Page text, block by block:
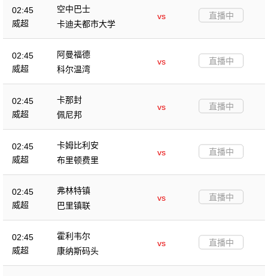
02:45
威超
空中巴士
vs
卡迪夫都市大学
直播中
02:45
威超
阿曼福德
vs
科尔温湾
直播中
02:45
威超
卡那封
vs
佩尼邦
直播中
02:45
威超
卡姆比利安
vs
布里顿费里
直播中
02:45
威超
弗林特镇
vs
巴里镇联
直播中
02:45
威超
霍利韦尔
vs
康纳斯码头
直播中